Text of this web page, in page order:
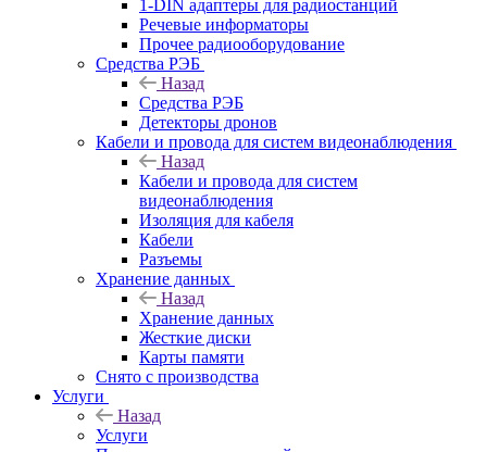
1-DIN адаптеры для радиостанций
Речевые информаторы
Прочее радиооборудование
Средства РЭБ
Назад
Средства РЭБ
Детекторы дронов
Кабели и провода для систем видеонаблюдения
Назад
Кабели и провода для систем
видеонаблюдения
Изоляция для кабеля
Кабели
Разъемы
Хранение данных
Назад
Хранение данных
Жесткие диски
Карты памяти
Снято с производства
Услуги
Назад
Услуги